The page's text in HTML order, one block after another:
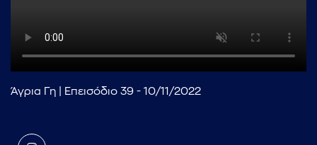
Άγρια Γη | Επεισόδιο 39 - 10/11/2022